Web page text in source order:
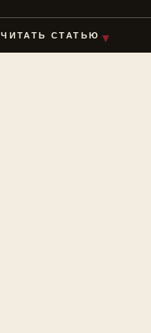
ЧИТАТЬ СТАТЬЮ ▼